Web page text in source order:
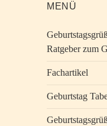
MENÜ
Ratgeber zum
Fachartikel
Geburtstag